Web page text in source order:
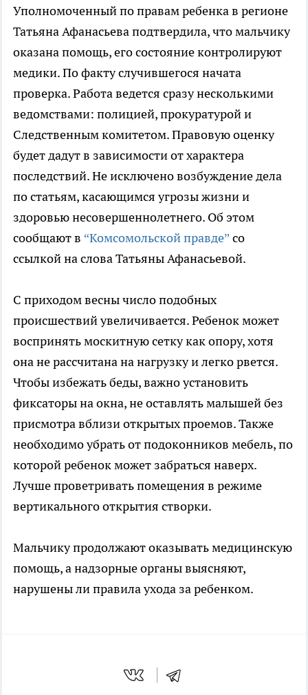
Уполномоченный по правам ребенка в регионе
Татьяна Афанасьева подтвердила, что мальчику
оказана помощь, его состояние контролируют
медики. По факту случившегося начата
проверка. Работа ведется сразу несколькими
ведомствами: полицией, прокуратурой и
Следственным комитетом. Правовую оценку
будет дадут в зависимости от характера
последствий. Не исключено возбуждение дела
по статьям, касающимся угрозы жизни и
здоровью несовершеннолетнего. Об этом
сообщают в “Комсомольской правде” со
ссылкой на слова Татьяны Афанасьевой.
С приходом весны число подобных
происшествий увеличивается. Ребенок может
воспринять москитную сетку как опору, хотя
она не рассчитана на нагрузку и легко рвется.
Чтобы избежать беды, важно установить
фиксаторы на окна, не оставлять малышей без
присмотра вблизи открытых проемов. Также
необходимо убрать от подоконников мебель, по
которой ребенок может забраться наверх.
Лучше проветривать помещения в режиме
вертикального открытия створки.
Мальчику продолжают оказывать медицинскую
помощь, а надзорные органы выясняют,
нарушены ли правила ухода за ребенком.